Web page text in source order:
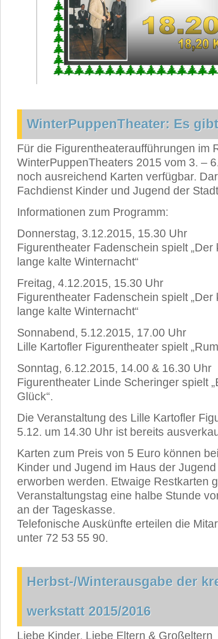
WinterPuppenTheater: Es
Für die Figurentheateraufführungen im
WinterPuppenTheaters 2015 vom 3. –
noch ausreichend Karten verfügbar.
Fachdienst Kinder und Jugend der
Informationen zum Programm:
Donnerstag, 3.12.2015, 15.30 Uhr
Figurentheater Fadenschein spielt
lange kalte Winternacht“
Freitag, 4.12.2015, 15.30 Uhr
Figurentheater Fadenschein spielt
lange kalte Winternacht“
Sonnabend, 5.12.2015, 17.00 Uhr
Lille Kartofler Figurentheater spielt
Sonntag, 6.12.2015, 14.00 & 16.30 Uhr
Figurentheater Linde Scheringer spielt
Glück“.
Die Veranstaltung des Lille Kartofler
5.12. um 14.30 Uhr ist bereits
Karten zum Preis von 5 Euro können
Kinder und Jugend im Haus der
erworben werden. Etwaige Restkarten
Veranstaltungstag eine halbe Stunde
an der Tageskasse.
Telefonische Auskünfte erteilen die
unter 72 53 55 90.
Herbst-/Winterausgabe der
werkstatt 2015/2016
Liebe Kinder, Liebe Eltern & Großeltern